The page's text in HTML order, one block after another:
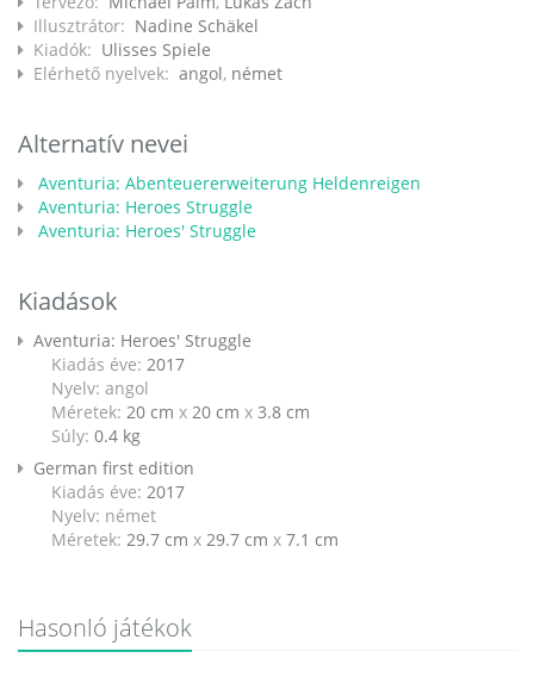
Illusztrátor: Nadine Schäkel
Kiadók: Ulisses Spiele
Elérhető nyelvek: angol, német
Alternatív nevei
Aventuria: Abenteuererweiterung Heldenreigen
Aventuria: Heroes Struggle
Aventuria: Heroes' Struggle
Kiadások
Aventuria: Heroes' Struggle
Kiadás éve: 2017
Nyelv: angol
Méretek: 20 cm x 20 cm x 3.8 cm
Súly: 0.4 kg
German first edition
Kiadás éve: 2017
Nyelv: német
Méretek: 29.7 cm x 29.7 cm x 7.1 cm
Hasonló játékok